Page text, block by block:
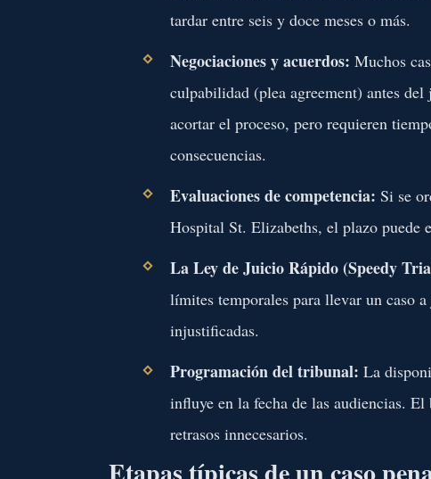
tardar entre seis y doce meses o más.
Negociaciones y acuerdos: Muchos
culpabilidad (plea agreement) antes
acortar el proceso, pero requieren
consecuencias.
Evaluaciones de competencia: Si se
Hospital St. Elizabeths, el plazo puede
La Ley de Juicio Rápido (Speedy
límites temporales para llevar un caso
injustificadas.
Programación del tribunal: La
influye en la fecha de las audiencias.
retrasos innecesarios.